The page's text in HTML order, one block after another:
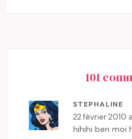
101
STEPHALINE
22 février 2010
hihihi ben moi